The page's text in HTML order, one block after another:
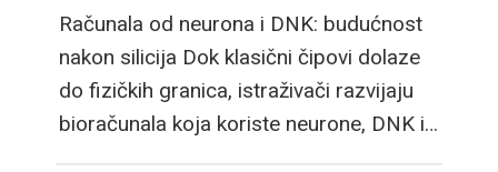
Računala od neurona i DNK: budućnost
nakon silicija Dok klasični čipovi dolaze
do fizičkih granica, istraživači razvijaju
bioračunala koja koriste neurone, DNK i…